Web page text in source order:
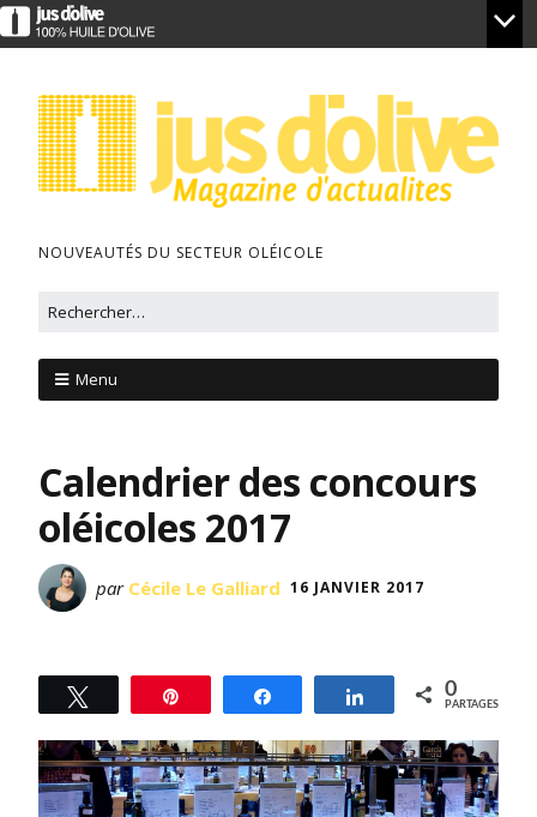
NOUVEAUTÉS DU SECTEUR OLÉICOLE
Menu
Calendrier des concours
oléicoles 2017
par Cécile Le Galliard 16 JANVIER 2017
Tweetez Partagez Partagez 0
PARTAGES